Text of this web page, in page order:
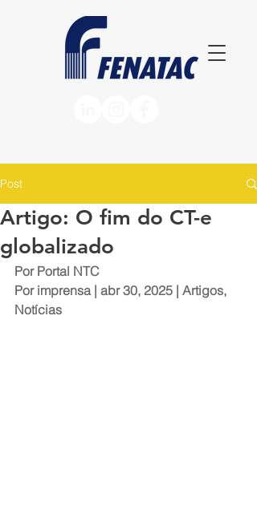
Post
Artigo: O fim do CT-e
globalizado
Por Portal NTC
Por imprensa | abr 30, 2025 | Artigos,
Notícias